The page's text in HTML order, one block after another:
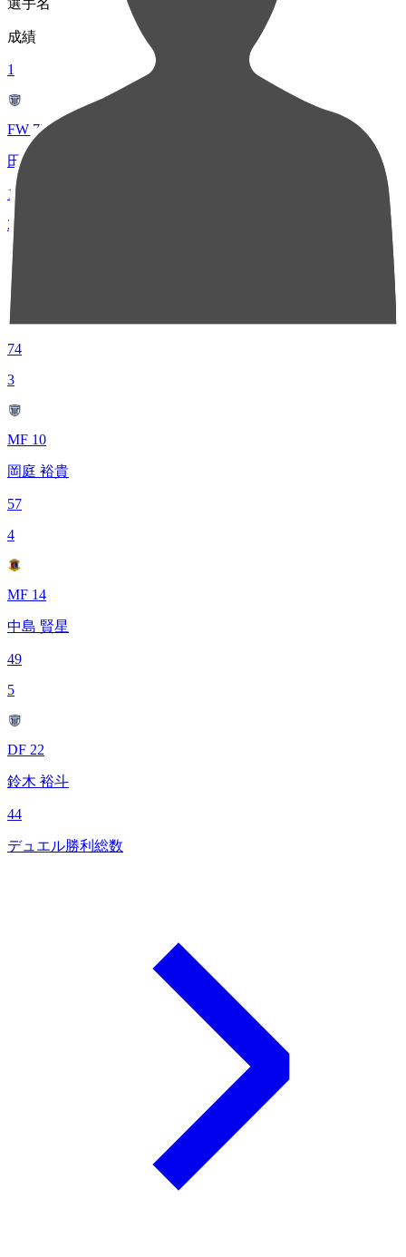
選手名
成績
1
FW 77
田中 パウロ淳一
128
2
MF 23
岡田 優希
74
3
MF 10
岡庭 裕貴
57
4
MF 14
中島 賢星
49
5
DF 22
鈴木 裕斗
44
デュエル勝利総数